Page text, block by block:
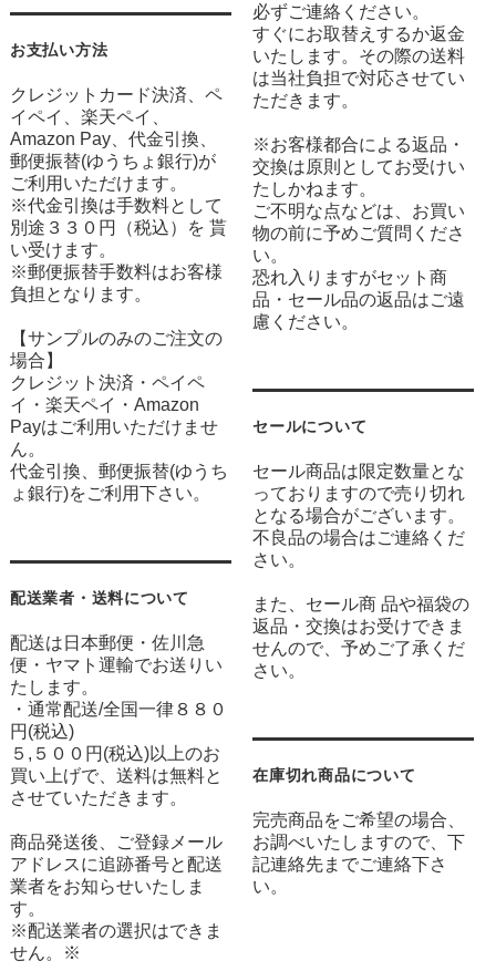
お支払い方法
クレジットカード決済、ペ
イペイ、楽天ペイ、
Amazon Pay、代金引換、
郵便振替(ゆうちょ銀行)が
ご利用いただけます。
※代金引換は手数料として
別途３３０円（税込）を 貰
い受けます。
※郵便振替手数料はお客様
負担となります。
【サンプルのみのご注文の
場合】
クレジット決済・ペイペ
イ・楽天ペイ・Amazon
Payはご利用いただけませ
ん。
代金引換、郵便振替(ゆうち
ょ銀行)をご利用下さい。
配送業者・送料について
配送は日本郵便・佐川急
便・ヤマト運輸でお送りい
たします。
・通常配送/全国一律８８０
円(税込)
５,５００円(税込)以上のお
買い上げで、送料は無料と
させていただきます。
商品発送後、ご登録メール
アドレスに追跡番号と配送
業者をお知らせいたしま
す。
※配送業者の選択はできま
せん。※
必ずご連絡ください。
すぐにお取替えするか返金
いたします。その際の送料
は当社負担で対応させてい
ただきます。
※お客様都合による返品・
交換は原則としてお受けい
たしかねます。
ご不明な点などは、お買い
物の前に予めご質問くださ
い。
恐れ入りますがセット商
品・セール品の返品はご遠
慮ください。
セールについて
セール商品は限定数量とな
っておりますので売り切れ
となる場合がございます。
不良品の場合はご連絡くだ
さい。
また、セール商 品や福袋の
返品・交換はお受けできま
せんので、予めご了承くだ
さい。
在庫切れ商品について
完売商品をご希望の場合、
お調べいたしますので、下
記連絡先までご連絡下さ
い。